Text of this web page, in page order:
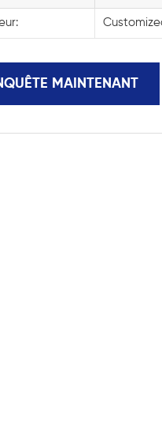
MAINTENANT